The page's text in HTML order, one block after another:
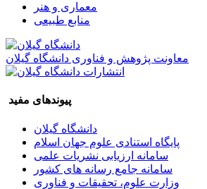
معماری و هنر
منابع طبیعی
معاونت پژوهش و فناوری دانشگاه گیلان
پیوندهای مفید
دانشگاه گیلان
پایگاه استنادی علوم جهان اسلام
سامانه ارزیابی نشریات علمی
سامانه جامع رسانه های کشور
وزارت علوم، تحقیقات و فناوری